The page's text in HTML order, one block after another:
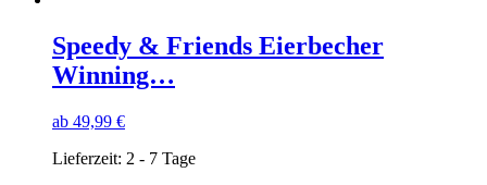
Speedy & Friends Eierbecher
Winning…
ab 49,99 €
Lieferzeit: 2 - 7 Tage